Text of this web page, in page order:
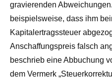
gravierenden
beispielsweise, dass ihm
Kapitalertragssteuer
Anschaffungspreis falsch
beschrieb eine Abbuchung
dem Vermerk